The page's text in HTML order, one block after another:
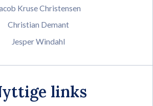
Kruse Christensen
Christian Demant
Jesper Windahl
links